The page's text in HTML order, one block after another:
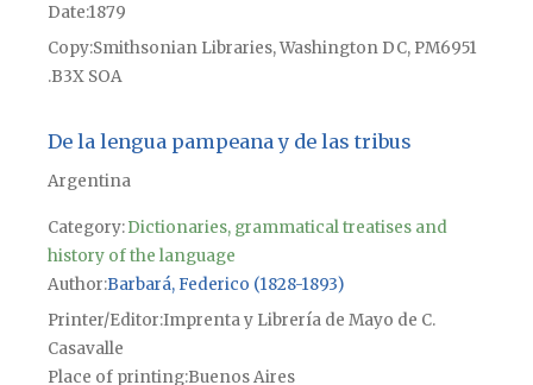
Date1879
CopySmithsonian Libraries, Washington DC, PM6951
.B3X SOA
De la lengua pampeana y de las tribus
Argentina
Category:Dictionaries, grammatical treatises and
history of the language
Author Barbará, Federico (1828-1893)
Printer/Editor Imprenta y Librería de Mayo de C.
Casavalle
Place of printingBuenos Aires